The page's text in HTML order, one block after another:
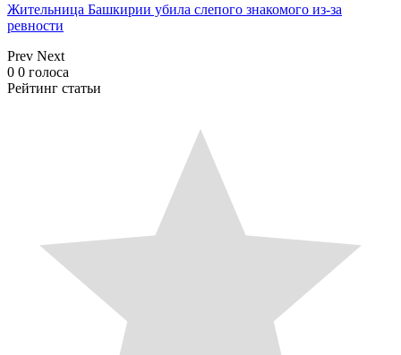
Жительница Башкирии убила слепого знакомого из-за
ревности
Prev Next
0 0 голоса
Рейтинг статьи